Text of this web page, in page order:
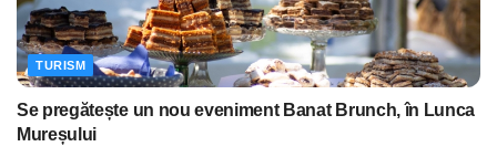
TURISM
Se pregătește un nou eveniment Banat Brunch, în Lunca
Mureșului